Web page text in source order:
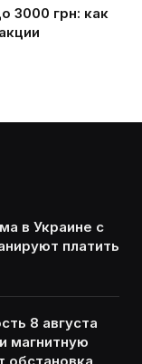
3000 грн: как
в Украине с
платить
8 августа
магнитную